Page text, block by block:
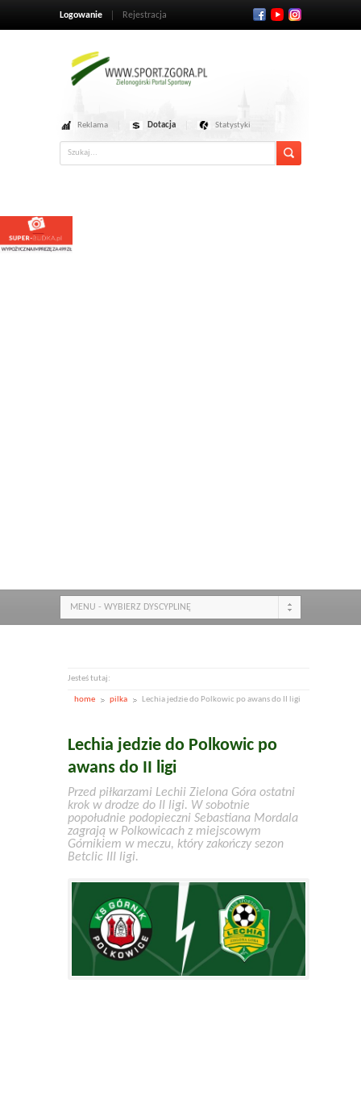
Logowanie Rejestracja
Reklama Dotacja Statystyki
MENU - WYBIERZ DYSCYPLINĘ
Jesteś tutaj:
home pilka Lechia jedzie do Polkowic po awans do II ligi
Lechia jedzie do Polkowic po
awans do II ligi
Przed piłkarzami Lechii Zielona Góra ostatni
krok w drodze do II ligi. W sobotnie
popołudnie podopieczni Sebastiana Mordala
zagrają w Polkowicach z miejscowym
Górnikiem w meczu, który zakończy sezon
Betclic III ligi.